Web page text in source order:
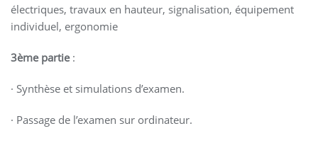
électriques, travaux en hauteur, signalisation, équipement
individuel, ergonomie
3ème partie :
· Synthèse et simulations d’examen.
· Passage de l’examen sur ordinateur.